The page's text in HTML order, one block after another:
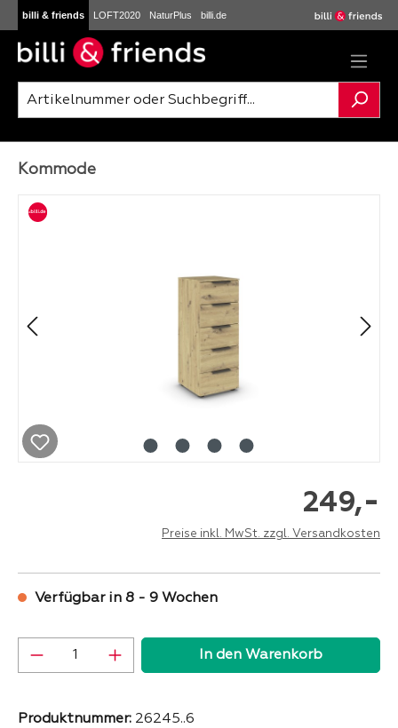
Zum Hauptinhalt springen
billi & friends LOFT2020 NaturPlus billi.de
Bildergalerie überspringen
Kommode
249,-
Preise inkl. MwSt. zzgl. Versandkosten
Verfügbar in 8 - 9 Wochen
Produkt Anzahl: Gib den gewünschten
In den Warenkorb
Produktnummer: 26245..6